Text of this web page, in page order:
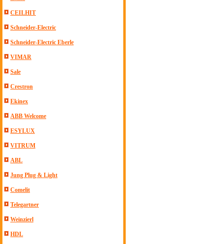
CEILHIT
Schneider-Electric
Schneider-Electric Eberle
VIMAR
Sale
Crestron
Ekinex
ABB Welcome
ESYLUX
VITRUM
ABL
Jung Plug & Light
Comelit
Telegartner
Weinzierl
HDL